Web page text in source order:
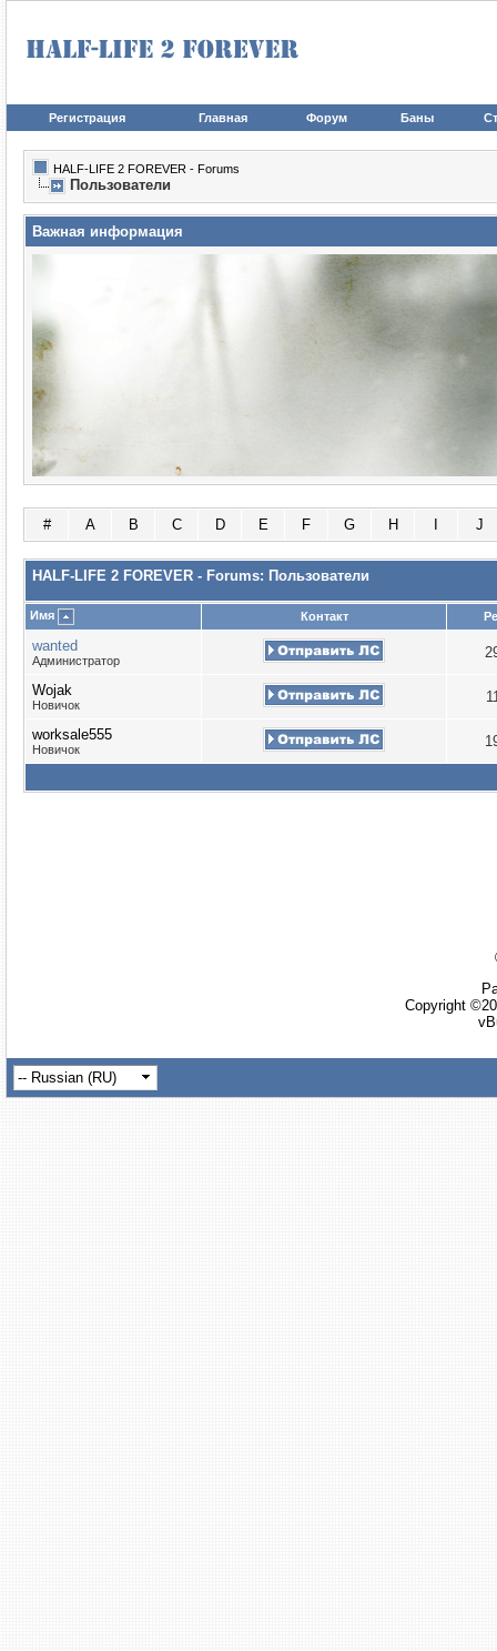
Регистрация Главная Форум Баны
HALF-LIFE 2 FOREVER - Forums
Пользователи
Важная информация
# A B C D E F G H J
HALF-LIFE 2 FOREVER - Forums: Пользователи
Имя Контакт
wanted
Администратор
Wojak
Новичок
worksale555
Новичок
Copyright